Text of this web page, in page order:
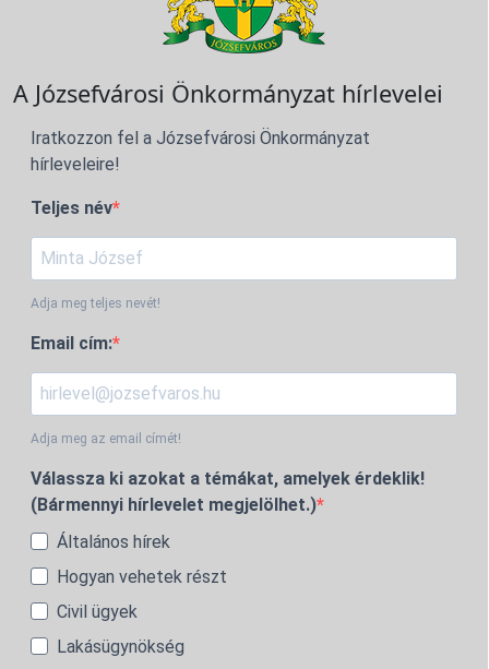
A Józsefvárosi Önkormányzat hírlevelei
Iratkozzon fel a Józsefvárosi Önkormányzat
hírleveleire!
Teljes név
Adja meg teljes nevét!
Email cím:
Adja meg az email címét!
Válassza ki azokat a témákat, amelyek érdeklik!
(Bármennyi hírlevelet megjelölhet.)
Általános hírek
Hogyan vehetek részt
Civil ügyek
Lakásügynökség